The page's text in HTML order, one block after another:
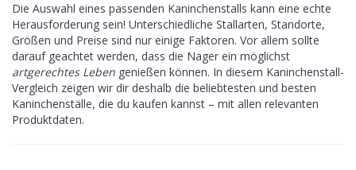
Die Auswahl eines passenden Kaninchenstalls kann eine echte
Herausforderung sein! Unterschiedliche Stallarten, Standorte,
Größen und Preise sind nur einige Faktoren. Vor allem sollte
darauf geachtet werden, dass die Nager ein möglichst
artgerechtes Leben genießen können. In diesem Kaninchenstall-
Vergleich zeigen wir dir deshalb die beliebtesten und besten
Kaninchenställe, die du kaufen kannst – mit allen relevanten
Produktdaten.